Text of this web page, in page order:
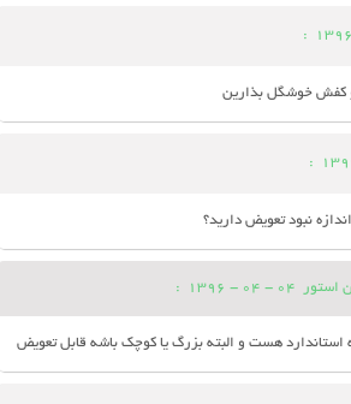
:
کفش خوشگل بذارین
:
نبود تعویض دارید؟
استور 04 - 04 - 1396
:
استاندارد هست و البته بزرگ یا کوچک باشه قابل تعویض